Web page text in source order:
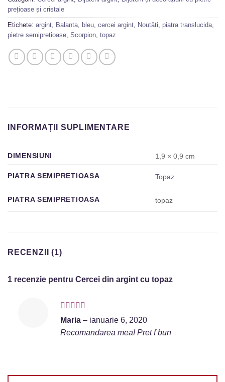
prețioase și cristale
Etichete: argint Balanta bleu cercei argint Noutăți piatra translucida
pietre semipretioase Scorpion topaz
INFORMAȚII SUPLIMENTARE
DIMENSIUNI 1,9 × 0,9 cm
PIATRA SEMIPRETIOASA Topaz
PIATRA SEMIPRETIOASA topaz
RECENZII (1)
1 recenzie pentru Cercei din argint cu topaz
Evaluat la5
Maria – ianuarie 6, 2020
Recomandarea mea! Pret f bun